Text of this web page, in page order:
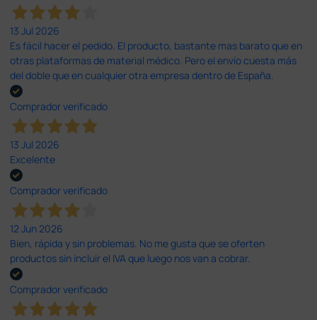
13 Jul 2026
Es fácil hacer el pedido. El producto, bastante mas barato que en
otras plataformas de material médico. Pero el envío cuesta más
del doble que en cualquier otra empresa dentro de España.
Comprador verificado
13 Jul 2026
Excelente
Comprador verificado
12 Jun 2026
Bien, rápida y sin problemas. No me gusta que se oferten
productos sin incluir el IVA que luego nos van a cobrar.
Comprador verificado